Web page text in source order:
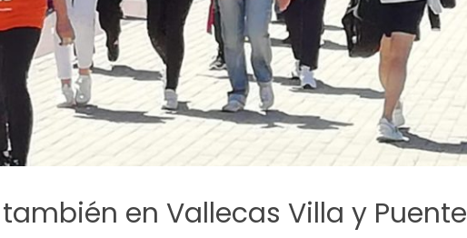
también en Vallecas Villa y Puente